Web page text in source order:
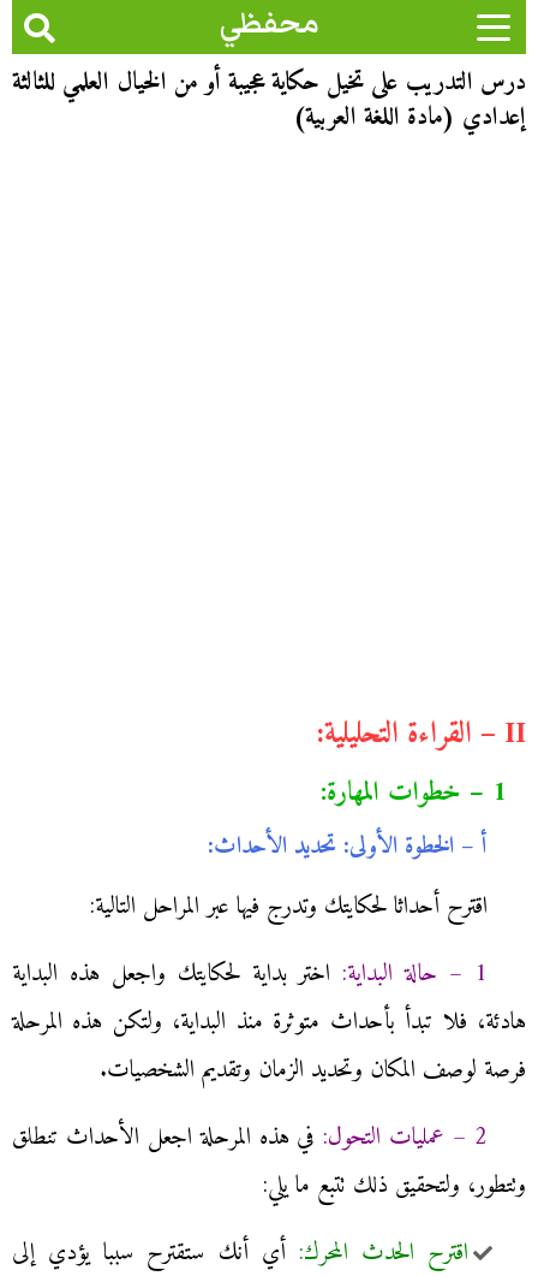
محفظي
درس التدريب على تخيل حكاية عجيبة أو من الخيال العلمي للثالثة
إعدادي (مادة اللغة العربية)
II – القراءة التحليلية:
1 – خطوات المهارة:
أ – الخطوة الأولى: تحديد الأحداث:
اقترح أحداثا لحكايتك وتدرج فيها عبر المراحل التالية:
1 – حالة البداية:
اختر بداية لحكايتك واجعل هذه البداية
هادئة، فلا تبدأ بأحداث متوثرة منذ البداية، ولتكن هذه المرحلة
فرصة لوصف المكان وتحديد الزمان وتقديم الشخصيات.
2 – عمليات التحول:
في هذه المرحلة اجعل الأحداث تنطلق
وتتطور، ولتحقيق ذلك تتبع ما يلي:
اقترح الحدث المحرك: أي أنك ستقترح سببا يؤدي إلى